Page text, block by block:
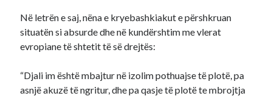
Në letrën e saj, nëna e kryebashkiakut e përshkruan
situatën si absurde dhe në kundërshtim me vlerat
evropiane të shtetit të së drejtës:
“Djali im është mbajtur në izolim pothuajse të plotë, pa
asnjë akuzë të ngritur, dhe pa qasje të plotë te mbrojtja